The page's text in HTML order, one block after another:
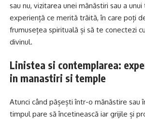
sau nu, vizitarea unei mănăstiri sau a
experiență ce merită trăită, în care poți
frumusețea spirituală și să te conectezi
divinul.
Linistea si contemplarea:
in manastiri si temple
Atunci când pășești într-o mănăstire sau
timpul pare să încetinească iar grijile și